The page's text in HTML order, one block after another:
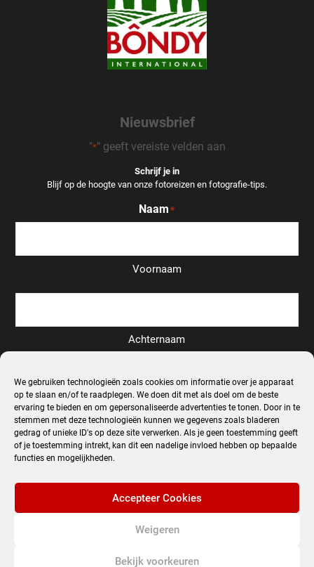
We gebruiken technologieën zoals cookies om informatie over je apparaat
op te slaan en/of te raadplegen. We doen dit met als doel om de beste
ervaring te bieden en om gepersonaliseerde advertenties te tonen. Door in te
stemmen met deze technologieën kunnen we gegevens zoals bladeren
gedrag of unieke ID's op deze site verwerken. Als je geen toestemming geeft
of je toestemming intrekt, kan dit een nadelige invloed hebben op bepaalde
functies en mogelijkheden.
Accepteer Cookies
Weigeren
Bekijk voorkeuren
Nieuwsbrief
"*" geeft vereiste velden aan
Schrijf je in
Blijf op de hoogte van onze fotoreizen en fotografie-tips.
Naam *
Voornaam
Achternaam
Email*
Inschrijven
Alternative:
© 2022 Fotografie-reizen. All Rights Reserved.